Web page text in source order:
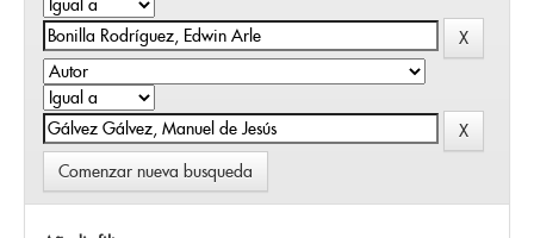
Comenzar nueva busqueda